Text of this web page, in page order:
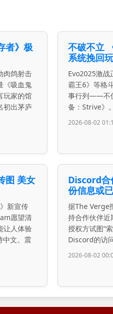
者》极
肉鸽射击
《吸血鬼
玩家的馆
初出茅庐
不破不立
系统挽回
Evo2025激战
霸王6》等格
事行列——不
备：Strive》
2026-08-02
图 美女
新宣传
愿望清
让人体验
中文。震
Discord合
份信息或
据The Verge
持合作伙伴近
授权方试图“
Discord的访
2026-08-02